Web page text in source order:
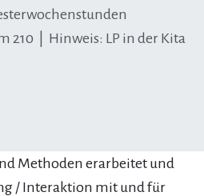
210 | Hinweis: LP in der Kita
Methoden erarbeitet und
/ Interaktion mit und für